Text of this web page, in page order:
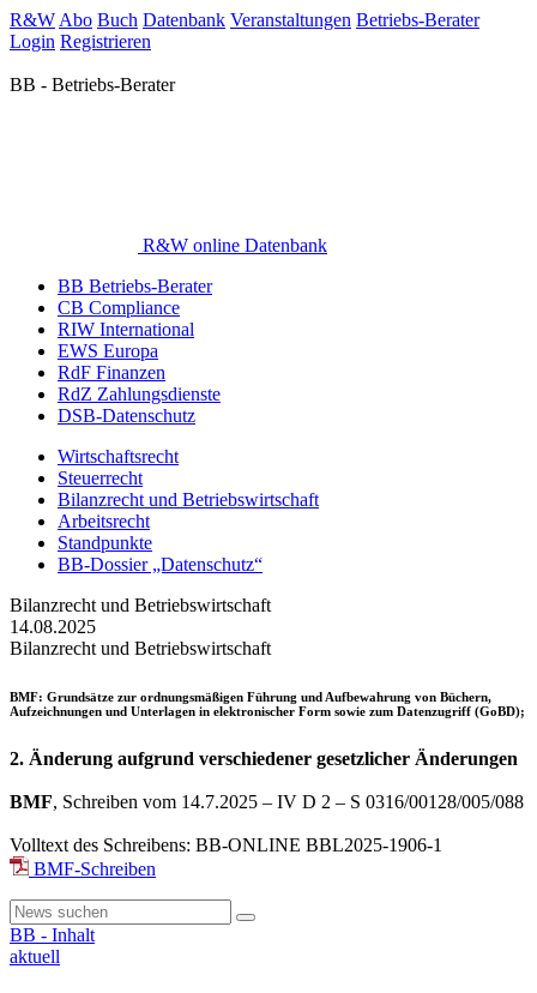
R&W Abo Buch Datenbank Veranstaltungen Betriebs-Berater
Login Registrieren
BB - Betriebs-Berater
R&W online Datenbank
BB Betriebs-Berater
CB Compliance
RIW International
EWS Europa
RdF Finanzen
RdZ Zahlungsdienste
DSB-Datenschutz
Wirtschaftsrecht
Steuerrecht
Bilanzrecht und Betriebswirtschaft
Arbeitsrecht
Standpunkte
BB-Dossier „Datenschutz“
Bilanzrecht und Betriebswirtschaft
14.08.2025
Bilanzrecht und Betriebswirtschaft
BMF: Grundsätze zur ordnungsmäßigen Führung und Aufbewahrung von Büchern,
Aufzeichnungen und Unterlagen in elektronischer Form sowie zum Datenzugriff (GoBD);
2. Änderung aufgrund verschiedener gesetzlicher Änderungen
BMF, Schreiben vom 14.7.2025 – IV D 2 – S 0316/00128/005/088
Volltext des Schreibens: BB-ONLINE BBL2025-1906-1
BMF-Schreiben
BB - Inhalt
aktuell